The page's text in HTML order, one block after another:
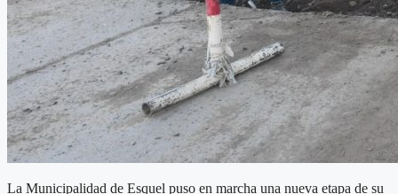
La Municipalidad de Esquel puso en marcha una nueva etapa de su